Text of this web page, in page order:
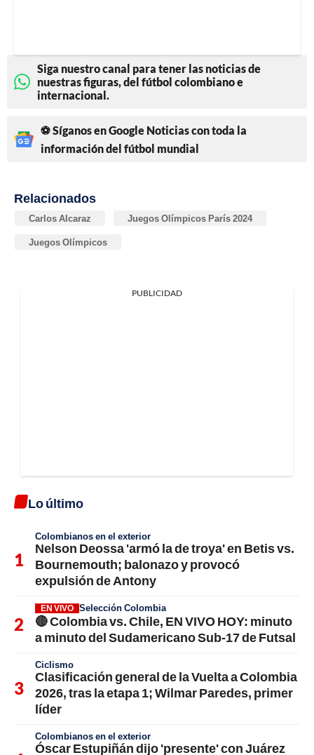
Siga nuestro canal para tener las noticias de
nuestras figuras, del fútbol colombiano e
internacional.
⚽ Síganos en Google Noticias con toda la
información del fútbol mundial
Relacionados
Carlos Alcaraz Juegos Olímpicos París 2024
Juegos Olímpicos
PUBLICIDAD
Lo último
Colombianos en el exterior
Nelson Deossa 'armó la de troya' en Betis vs.
Bournemouth; balonazo y provocó
expulsión de Antony
EN VIVO Selección Colombia
🔴 Colombia vs. Chile, EN VIVO HOY: minuto
a minuto del Sudamericano Sub-17 de Futsal
Ciclismo
Clasificación general de la Vuelta a Colombia
2026, tras la etapa 1; Wilmar Paredes, primer
líder
Colombianos en el exterior
Óscar Estupiñán dijo 'presente' con Juárez